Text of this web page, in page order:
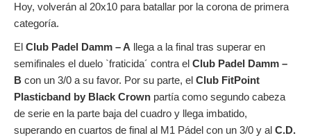
Hoy, volverán al 20x10 para batallar por la corona de primera
categoría.
El Club Padel Damm – A llega a la final tras superar en
semifinales el duelo `fraticida´ contra el Club Padel Damm –
B con un 3/0 a su favor. Por su parte, el Club FitPoint
Plasticband by Black Crown partía como segundo cabeza
de serie en la parte baja del cuadro y llega imbatido,
superando en cuartos de final al M1 Pádel con un 3/0 y al C.D.